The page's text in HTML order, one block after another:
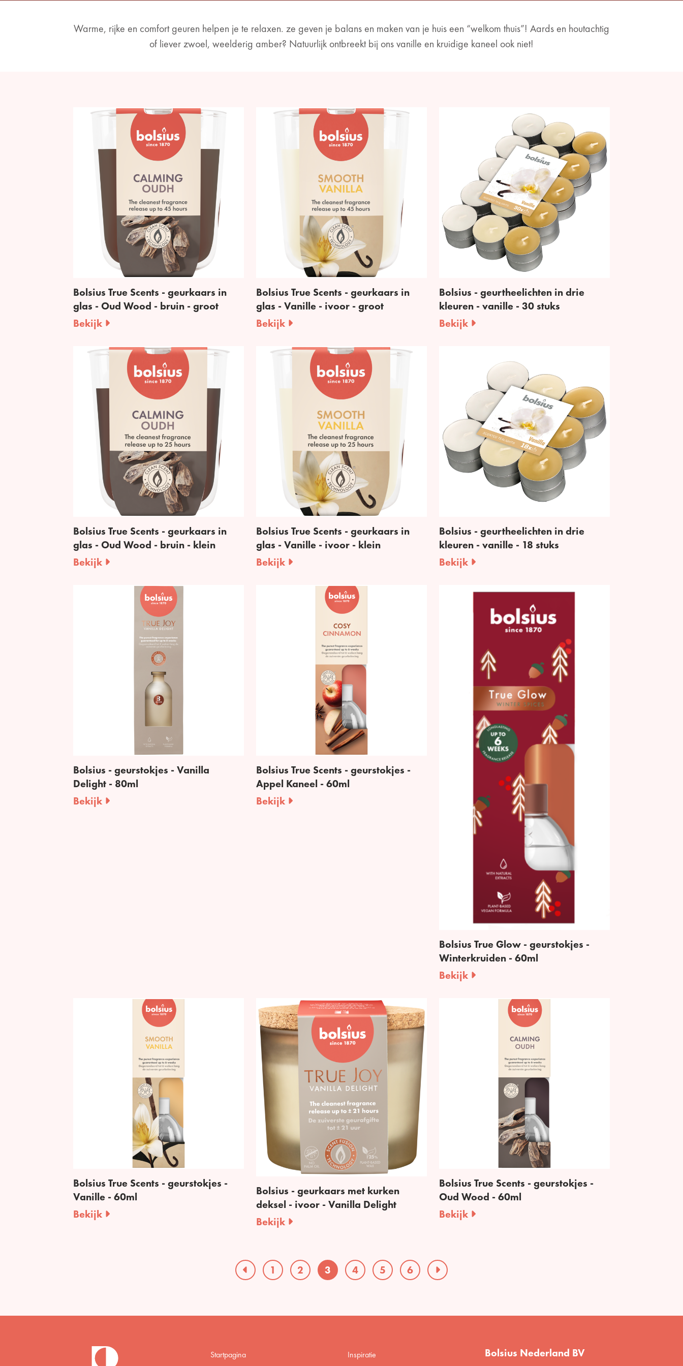
Warme, rijke en comfort geuren helpen je te relaxen. ze geven je balans en maken van je huis een “welkom thuis”! Aards en houtachtig
of liever zwoel, weelderig amber? Natuurlijk ontbreekt bij ons vanille en kruidige kaneel ook niet!
Bolsius True Scents - geurkaars in
glas - Oud Wood - bruin - groot
Bekijk
Bolsius True Scents - geurkaars in
glas - Vanille - ivoor - groot
Bekijk
Bolsius - geurtheelichten in drie
kleuren - vanille - 30 stuks
Bekijk
Bolsius True Scents - geurkaars in
glas - Oud Wood - bruin - klein
Bekijk
Bolsius True Scents - geurkaars in
glas - Vanille - ivoor - klein
Bekijk
Bolsius - geurtheelichten in drie
kleuren - vanille - 18 stuks
Bekijk
Bolsius - geurstokjes - Vanilla
Delight - 80ml
Bekijk
Bolsius True Scents - geurstokjes -
Appel Kaneel - 60ml
Bekijk
Bolsius True Glow - geurstokjes -
Winterkruiden - 60ml
Bekijk
Bolsius True Scents - geurstokjes -
Vanille - 60ml
Bekijk
Bolsius - geurkaars met kurken
deksel - ivoor - Vanilla Delight
Bekijk
Bolsius True Scents - geurstokjes -
Oud Wood - 60ml
Bekijk
1 2 3 4 5 6
Startpagina
Inspiratie
Bolsius Nederland BV